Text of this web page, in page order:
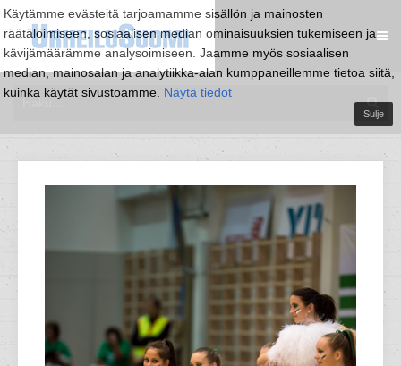
Käytämme evästeitä tarjoamamme sisällön ja mainosten
räätälöimiseen, sosiaalisen median ominaisuuksien tukemiseen ja
kävijämäärämme analysoimiseen. Jaamme myös sosiaalisen
median, mainosalan ja analytiikka-alan kumppaneillemme tietoa siitä,
kuinka käytät sivustoamme. Näytä tiedot
Sulje